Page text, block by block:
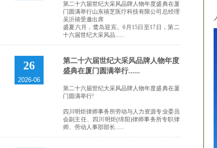
第二十六届世纪大采风品牌人物年度盛典在厦
门圆满举行山东禧芝医疗科技有限公司总经理
吴沂禧受邀出席
盛夏六月，鹭岛迎宾。6月15日至17日，第二
十六届世纪大采风品......
26
2026-06
第二十六届世纪大采风品牌人物年度
盛典在厦门圆满举行......
第二十六届世纪大采风品牌人物年度盛典在厦
门圆满举行!
四川明炬律师事务所劳动与人力资源专业委员
会副主任、四川明炬(绵阳)律师事务所专职律
师、劳动人事部部长......